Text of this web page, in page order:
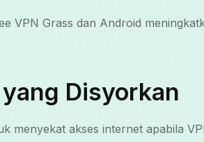
VPN Grass dan Android
Disyorkan
menyekat akses internet apabila